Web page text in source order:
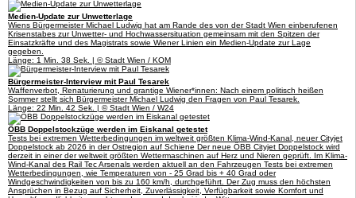
Medien-Update zur Unwetterlage
Wiens Bürgermeister Michael Ludwig hat am Rande des von der Stadt Wien einberufenen
Krisenstabes zur Unwetter- und Hochwassersituation gemeinsam mit den Spitzen der
Einsatzkräfte und des Magistrats sowie Wiener Linien ein Medien-Update zur Lage
gegeben.
Länge: 1 Min. 38 Sek. | © Stadt Wien / KOM
Bürgermeister-Interview mit Paul Tesarek
Waffenverbot, Renaturierung und grantige Wiener*innen: Nach einem politisch heißen
Sommer stellt sich Bürgermeister Michael Ludwig den Fragen von Paul Tesarek.
Länge: 22 Min. 42 Sek. | © Stadt Wien / W24
ÖBB Doppelstockzüge werden im Eiskanal getestet
Tests bei extremen Wetterbedingungen im weltweit größten Klima-Wind-Kanal, neuer Cityjet
Doppelstock ab 2026 in der Ostregion auf Schiene Der neue ÖBB Cityjet Doppelstock wird
derzeit in einer der weltweit größten Wettermaschinen auf Herz und Nieren geprüft. Im Klima-
Wind-Kanal des Rail Tec Arsenals werden aktuell an den Fahrzeugen Tests bei extremen
Wetterbedingungen, wie Temperaturen von - 25 Grad bis + 40 Grad oder
Windgeschwindigkeiten von bis zu 160 km/h, durchgeführt. Der Zug muss den höchsten
Ansprüchen in Bezug auf Sicherheit, Zuverlässigkeit, Verfügbarkeit sowie Komfort und